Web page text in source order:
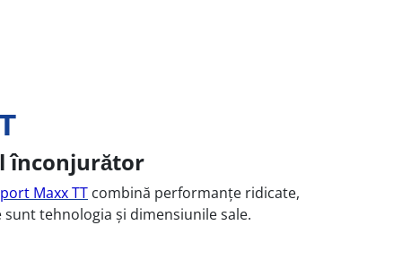
înconjurător
Maxx TTcombină performanțe ridicate,
tehnologia și dimensiunile sale.